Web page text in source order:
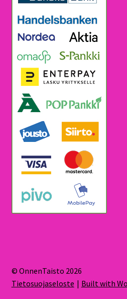
© OnnenTaisto 2026
Tietosuojaseloste
Built with